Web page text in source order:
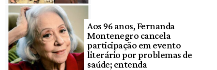
Aos 96 anos, Fernanda
Montenegro cancela
participação em evento
literário por problemas de
saúde; entenda